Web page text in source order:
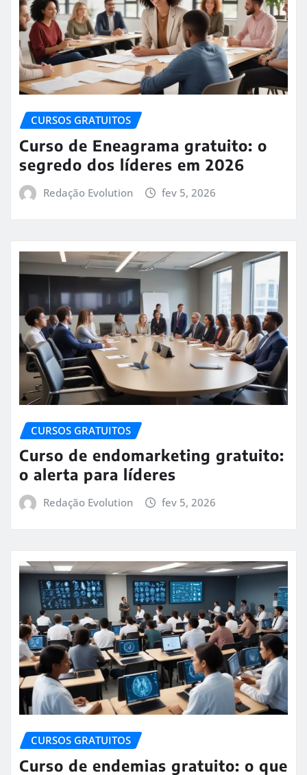
CURSOS GRATUITOS
Curso de Eneagrama gratuito: o
segredo dos líderes em 2026
Redação Evolution fev 5, 2026
CURSOS GRATUITOS
Curso de endomarketing gratuito:
o alerta para líderes
Redação Evolution fev 5, 2026
CURSOS GRATUITOS
Curso de endemias gratuito: o que